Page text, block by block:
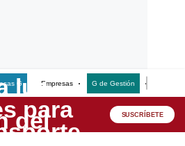
G Empresas G de Gestión
SUSCRÍBETE